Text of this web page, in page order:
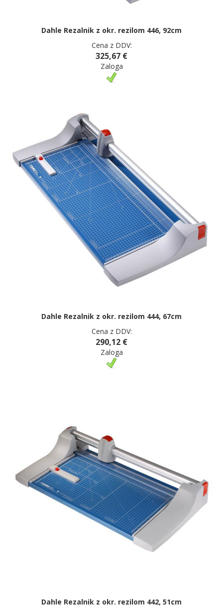
Dahle Rezalnik z okr. rezilom 446, 92cm
Cena z DDV:
325,67 €
Zaloga
Dahle Rezalnik z okr. rezilom 444, 67cm
Cena z DDV:
290,12 €
Zaloga
Dahle Rezalnik z okr. rezilom 442, 51cm